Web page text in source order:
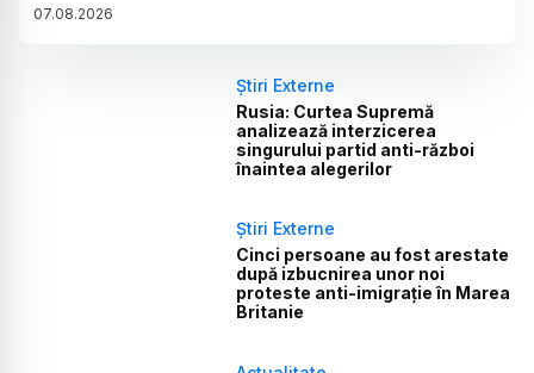
07.08.2026
Știri Externe
Rusia: Curtea Supremă
analizează interzicerea
singurului partid anti-război
înaintea alegerilor
Știri Externe
Cinci persoane au fost arestate
după izbucnirea unor noi
proteste anti-imigrație în Marea
Britanie